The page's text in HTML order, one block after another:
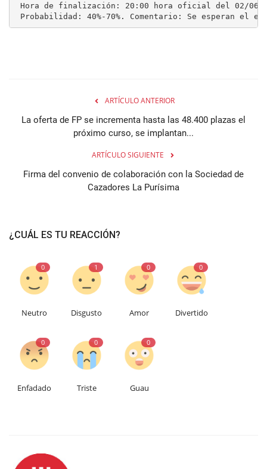
Hora de finalización: 20:00 hora oficial del 02/06/
Probabilidad: 40%-70%. Comentario: Se esperan el
ARTÍCULO ANTERIOR
La oferta de FP se incrementa hasta las 48.400 plazas el
próximo curso, se implantan...
ARTÍCULO SIGUIENTE
Firma del convenio de colaboración con la Sociedad de
Cazadores La Purísima
¿CUÁL ES TU REACCIÓN?
0
Neutro
1
Disgusto
0
Amor
0
Divertido
0
Enfadado
0
Triste
0
Guau